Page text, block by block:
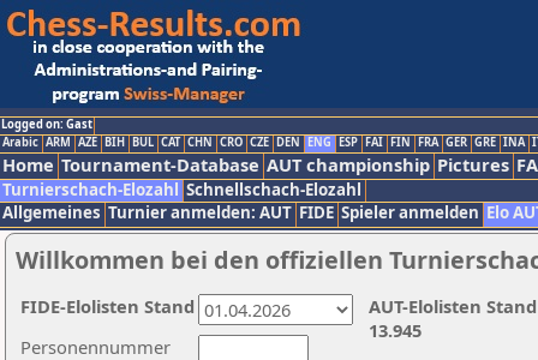
Logged on: Gast
Arabic ARM AZE BIH BUL CAT CHN CRO CZE DEN ENG ESP FAI FIN FRA GER GRE INA
Home Tournament-Database AUT championship Pictures
Turnierschach-Elozahl Schnellschach-Elozahl
Allgemeines Turnier anmelden: AUT FIDE Spieler anmelden Elo
Willkommen bei den offiziellen
Personennummer
AUT-Elolisten
13.945
FIDE-Elolisten Stand